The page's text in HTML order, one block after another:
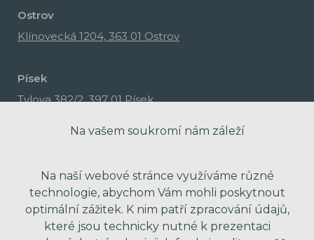
Ostrov
Klínovecká 1204, 363 01 Ostrov
Písek
Tylova 382/2, 397 01 Písek
Na vašem soukromí nám záleží
Na naší webové stránce využíváme různé
technologie, abychom Vám mohli poskytnout
optimální zážitek. K nim patří zpracování údajů,
které jsou technicky nutné k prezentaci